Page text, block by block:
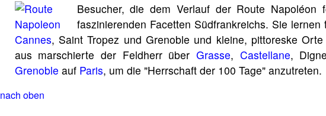
Besucher, die dem Verlauf der Route Napoléon
faszinierenden Facetten Südfrankreichs. Sie
Cannes, Saint Tropez und Grenoble und kleine, pittoreske
aus marschierte der Feldherr über Grasse, Castellane,
Grenoble auf Paris, um die "Herrschaft der 100 Tage" anzutreten.
nach oben